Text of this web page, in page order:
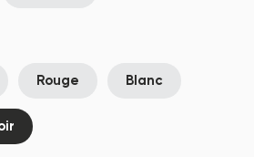
Rouge Blanc